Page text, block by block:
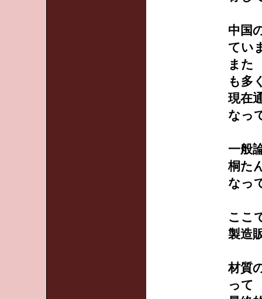
中国
てい
また
も多
現在
なっ
一般
桐た
なっ
ここ
製造
材質
って